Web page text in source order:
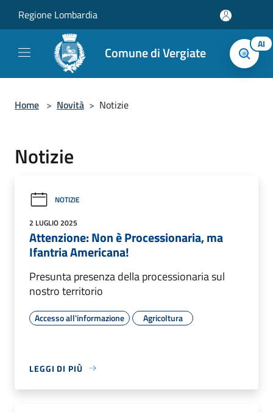
Regione Lombardia
Comune di Vergiate AI
Home > Novità > Notizie
Notizie
NOTIZIE
2 LUGLIO 2025
Attenzione: Non è Processionaria, ma
Ifantria Americana!
Presunta presenza della processionaria sul
nostro territorio
Accesso all'informazione Agricoltura
LEGGI DI PIÙ